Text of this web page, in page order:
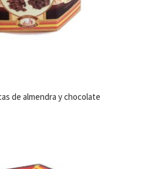
de almendra y chocolate